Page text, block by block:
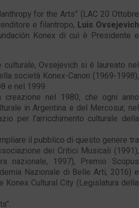
for the Arts” (LAC 20 Ottobre
e filantropo, Luis Ovsejevich
Konex di cui è Presidente e
Ovsejevich si è laureato nel
società Konex-Canon (1969-1998),
e nel 1999.
creazione nel 1980, che ogni anno
in Argentina e del Mercosur, nel
per l’arricchimento culturale della
il pubblico di questo genere tra
dei Critici Musicali (1991),
nazionale, 1997), Premio Scopus
Nazionale di Belle Arti, 2016) e
Konex Cultural City (Legislatura della